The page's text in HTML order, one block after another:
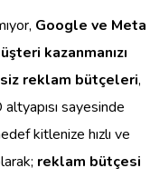
Google ve Meta
kazanmanızı
reklam bütçeleri,
sayesinde
kitlenize hızlı ve
reklam bütçesi